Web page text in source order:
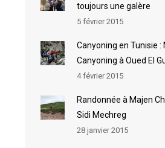
toujours une galère
5 février 2015
Canyoning en Tunisie
Canyoning à Oued El
4 février 2015
Randonnée à Majen
Sidi Mechreg
28 janvier 2015